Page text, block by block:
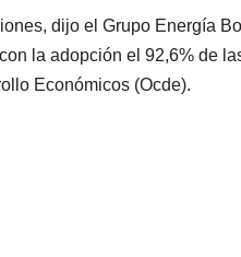
dijo el Grupo Energía
la adopción el 92,6% de
Económicos (Ocde).